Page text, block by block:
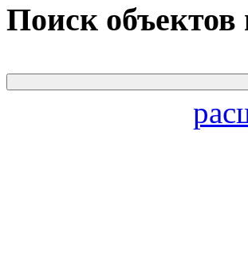
Поиск объектов